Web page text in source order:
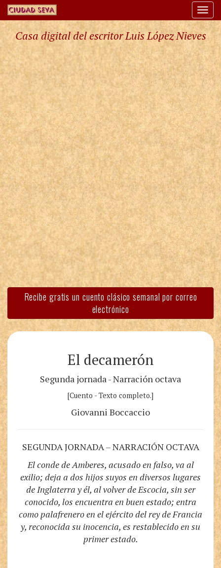
Casa digital del escritor Luis López Nieves
Recibe gratis un cuento clásico semanal por correo
electrónico
El decamerón
Segunda jornada - Narración octava
[Cuento - Texto completo.]
Giovanni Boccaccio
SEGUNDA JORNADA – NARRACIÓN OCTAVA
El conde de Amberes, acusado en falso, va al
exilio; deja a dos hijos suyos en diversos lugares
de Inglaterra y él, al volver de Escocia, sin ser
conocido, los encuentra en buen estado; entra
como palafrenero en el ejército del rey de Francia
y, reconocida su inocencia, es restablecido en su
primer estado.